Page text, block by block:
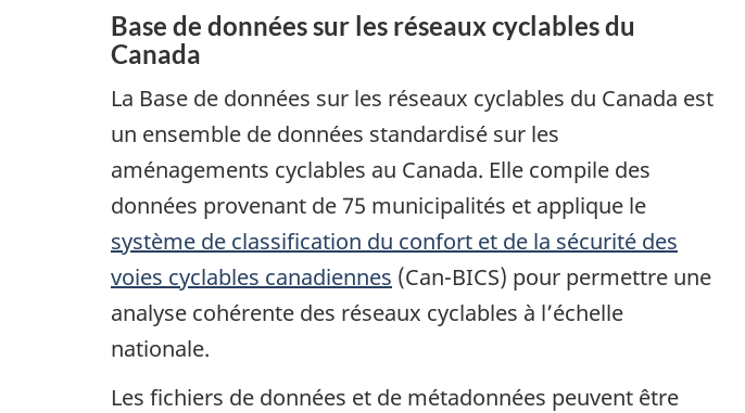
Base de données sur les réseaux cyclables du
Canada
La Base de données sur les réseaux cyclables du Canada est
un ensemble de données standardisé sur les
aménagements cyclables au Canada. Elle compile des
données provenant de 75 municipalités et applique le
système de classification du confort et de la sécurité des
voies cyclables canadiennes (Can-BICS) pour permettre une
analyse cohérente des réseaux cyclables à l’échelle
nationale.
Les fichiers de données et de métadonnées peuvent être